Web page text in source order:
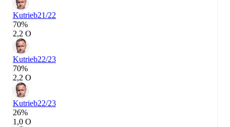
Kutrieb21/22
70%
2,2 О
Kutrieb22/23
70%
2,2 О
Kutrieb22/23
26%
1,0 О